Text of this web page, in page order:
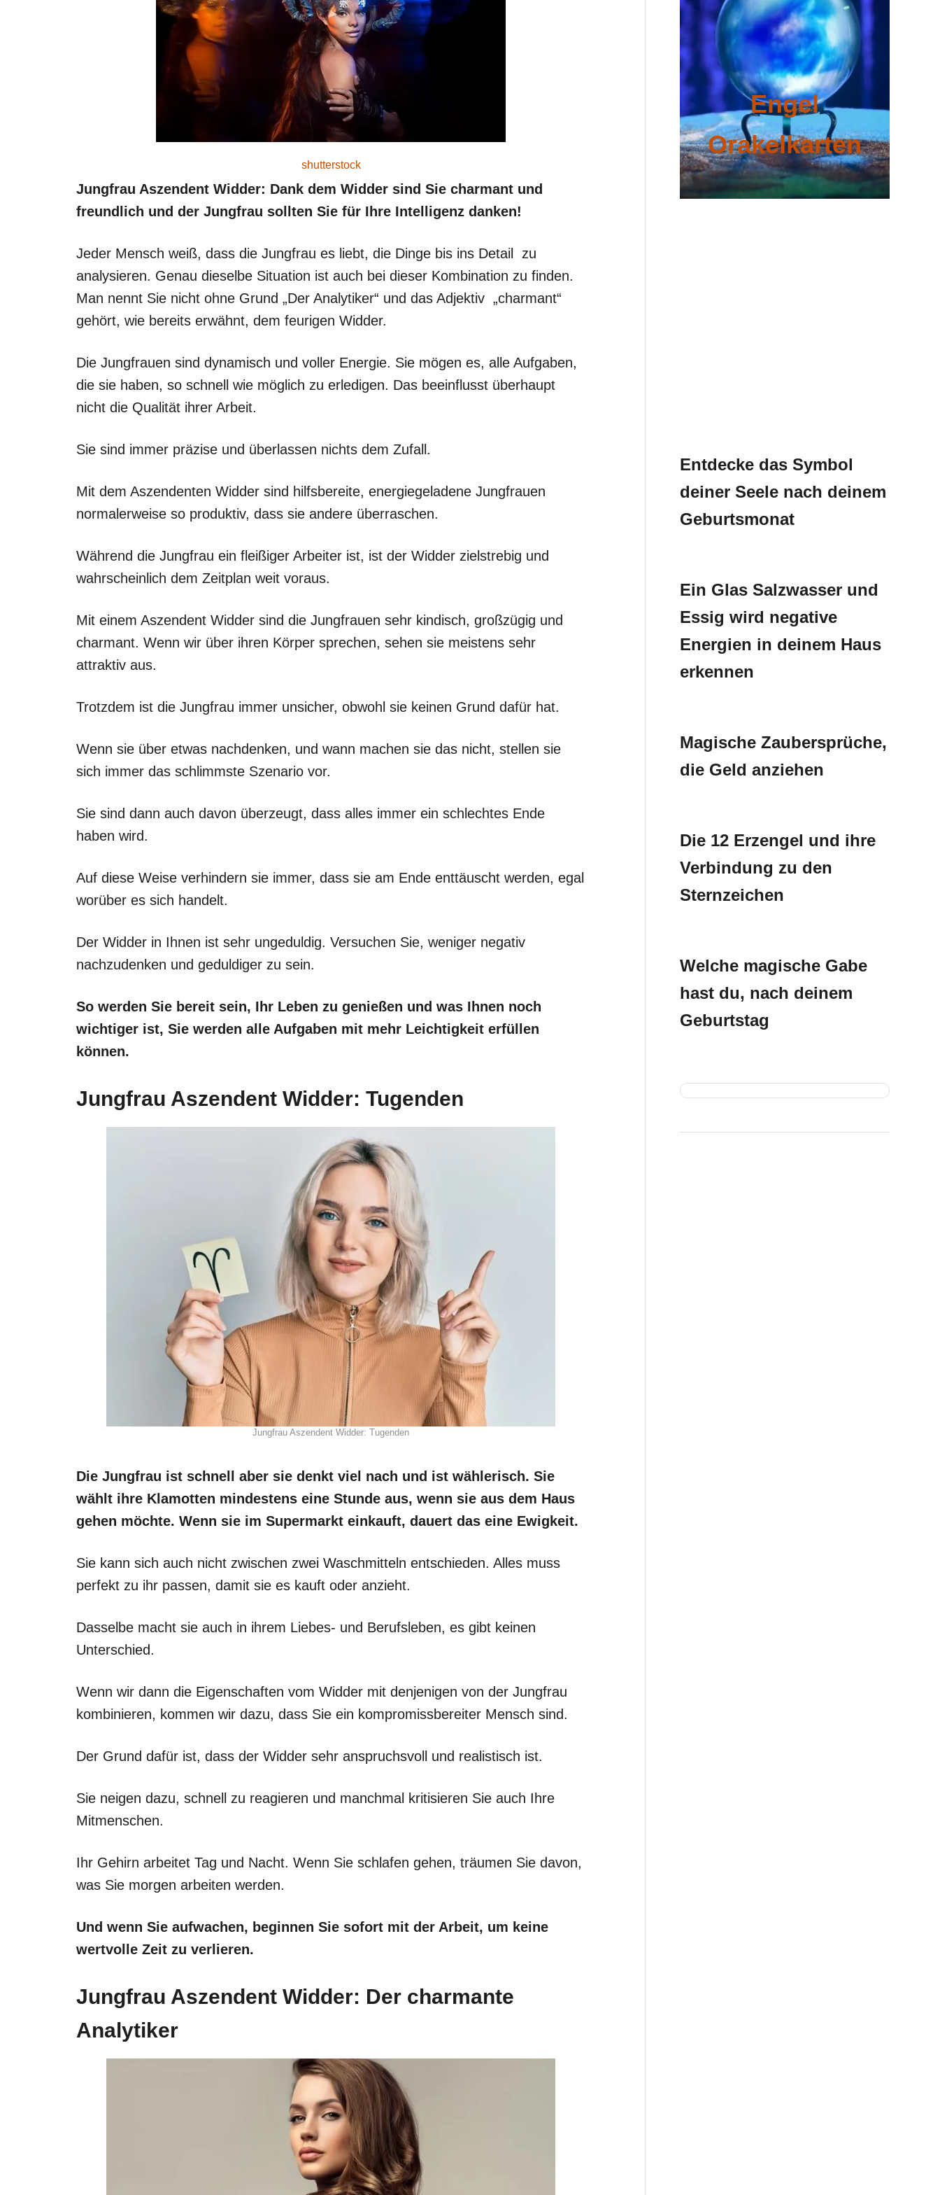
shutterstock
Jungfrau Aszendent Widder: Dank dem Widder sind Sie charmant und
freundlich und der Jungfrau sollten Sie für Ihre Intelligenz danken!
Jeder Mensch weiß, dass die Jungfrau es liebt, die Dinge bis ins Detail zu
analysieren. Genau dieselbe Situation ist auch bei dieser Kombination zu finden.
Man nennt Sie nicht ohne Grund „Der Analytiker“ und das Adjektiv „charmant“
gehört, wie bereits erwähnt, dem feurigen Widder.
Die Jungfrauen sind dynamisch und voller Energie. Sie mögen es, alle Aufgaben,
die sie haben, so schnell wie möglich zu erledigen. Das beeinflusst überhaupt
nicht die Qualität ihrer Arbeit.
Sie sind immer präzise und überlassen nichts dem Zufall.
Mit dem Aszendenten Widder sind hilfsbereite, energiegeladene Jungfrauen
normalerweise so produktiv, dass sie andere überraschen.
Während die Jungfrau ein fleißiger Arbeiter ist, ist der Widder zielstrebig und
wahrscheinlich dem Zeitplan weit voraus.
Mit einem Aszendent Widder sind die Jungfrauen sehr kindisch, großzügig und
charmant. Wenn wir über ihren Körper sprechen, sehen sie meistens sehr
attraktiv aus.
Trotzdem ist die Jungfrau immer unsicher, obwohl sie keinen Grund dafür hat.
Wenn sie über etwas nachdenken, und wann machen sie das nicht, stellen sie
sich immer das schlimmste Szenario vor.
Sie sind dann auch davon überzeugt, dass alles immer ein schlechtes Ende
haben wird.
Auf diese Weise verhindern sie immer, dass sie am Ende enttäuscht werden, egal
worüber es sich handelt.
Der Widder in Ihnen ist sehr ungeduldig. Versuchen Sie, weniger negativ
nachzudenken und geduldiger zu sein.
So werden Sie bereit sein, Ihr Leben zu genießen und was Ihnen noch
wichtiger ist, Sie werden alle Aufgaben mit mehr Leichtigkeit erfüllen
können.
Jungfrau Aszendent Widder: Tugenden
Jungfrau Aszendent Widder: Tugenden
Die Jungfrau ist schnell aber sie denkt viel nach und ist wählerisch. Sie
wählt ihre Klamotten mindestens eine Stunde aus, wenn sie aus dem Haus
gehen möchte. Wenn sie im Supermarkt einkauft, dauert das eine Ewigkeit.
Sie kann sich auch nicht zwischen zwei Waschmitteln entschieden. Alles muss
perfekt zu ihr passen, damit sie es kauft oder anzieht.
Dasselbe macht sie auch in ihrem Liebes- und Berufsleben, es gibt keinen
Unterschied.
Wenn wir dann die Eigenschaften vom Widder mit denjenigen von der Jungfrau
kombinieren, kommen wir dazu, dass Sie ein kompromissbereiter Mensch sind.
Der Grund dafür ist, dass der Widder sehr anspruchsvoll und realistisch ist.
Sie neigen dazu, schnell zu reagieren und manchmal kritisieren Sie auch Ihre
Mitmenschen.
Ihr Gehirn arbeitet Tag und Nacht. Wenn Sie schlafen gehen, träumen Sie davon,
was Sie morgen arbeiten werden.
Und wenn Sie aufwachen, beginnen Sie sofort mit der Arbeit, um keine
wertvolle Zeit zu verlieren.
Jungfrau Aszendent Widder: Der charmante
Analytiker
Engel
Orakelkarten
Entdecke das Symbol
deiner Seele nach deinem
Geburtsmonat
Ein Glas Salzwasser und
Essig wird negative
Energien in deinem Haus
erkennen
Magische Zaubersprüche,
die Geld anziehen
Die 12 Erzengel und ihre
Verbindung zu den
Sternzeichen
Welche magische Gabe
hast du, nach deinem
Geburtstag